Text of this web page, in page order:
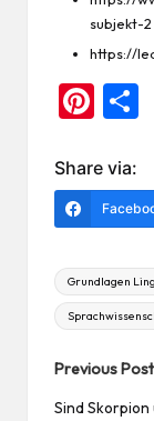
subjekt-2
https://
Pi
er
es
t
Share via:
Tags:
Grundlagen
Post
Previous Post
Sind Skorpion